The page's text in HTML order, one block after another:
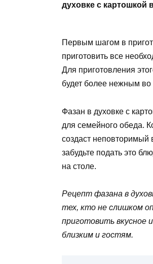
духовке с картошкой
Первым шагом в
приготовить все
Для приготовления
будет более нежным во
Фазан в духовке с
для семейного обеда.
создаст неповторимый
забудьте подать это
на столе.
Рецепт фазана в
тех, кто не слишком
приготовить вкусное
близким и гостям.